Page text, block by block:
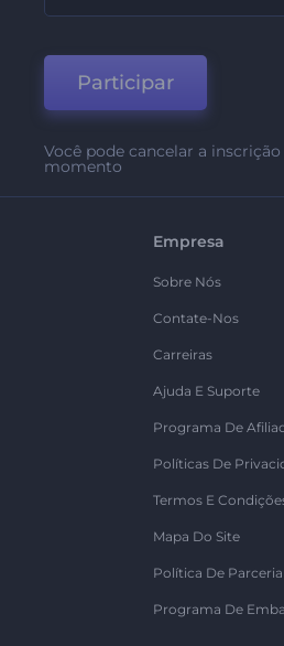
Participar
Você pode cancelar a
momento
Empresa
Sobre Nós
Contate-Nos
Carreiras
Ajuda E Suporte
Programa De
Políticas De
Termos E
Mapa Do Site
Política De Parceria
Programa De